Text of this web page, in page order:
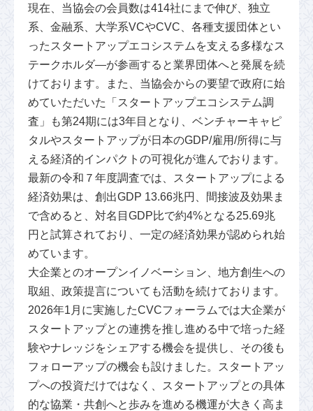
現在、当協会の会員数は414社にまで伸び、独立
系、金融系、大学系VCやCVC、各種支援団体とい
ったスタートアップエコシステムを支える多様なス
テークホルダ―が参画すると業界団体へと発展を続
けております。また、当協会からの要望で政府に始
めていただいた「スタートアップエコシステム調
査」も第24期には3年目となり、ベンチャーキャピ
タルやスタートアップが日本のGDP/雇用/所得に与
える経済的インパクトの可視化が進んでおります。
最新の令和７年度調査では、スタートアップによる
経済効果は、創出GDP 13.66兆円、間接波及効果ま
で含めると、対名目GDP比で約4%となる25.69兆
円と試算されており、一定の経済効果が認められ始
めています。
大企業とのオープンイノベーション、地方創生への
取組、政策提言についても活動を続けております。
2026年1月に実施したCVCフォーラムでは大企業が
スタートアップとの連携を推し進める中で培った経
験やナレッジをシェアする機会を提供し、その後も
フォローアップの機会も設けました。スタートアッ
プへの投資だけではなく、スタートアップとの具体
的な協業・共創へと歩みを進める機運が大きく高ま